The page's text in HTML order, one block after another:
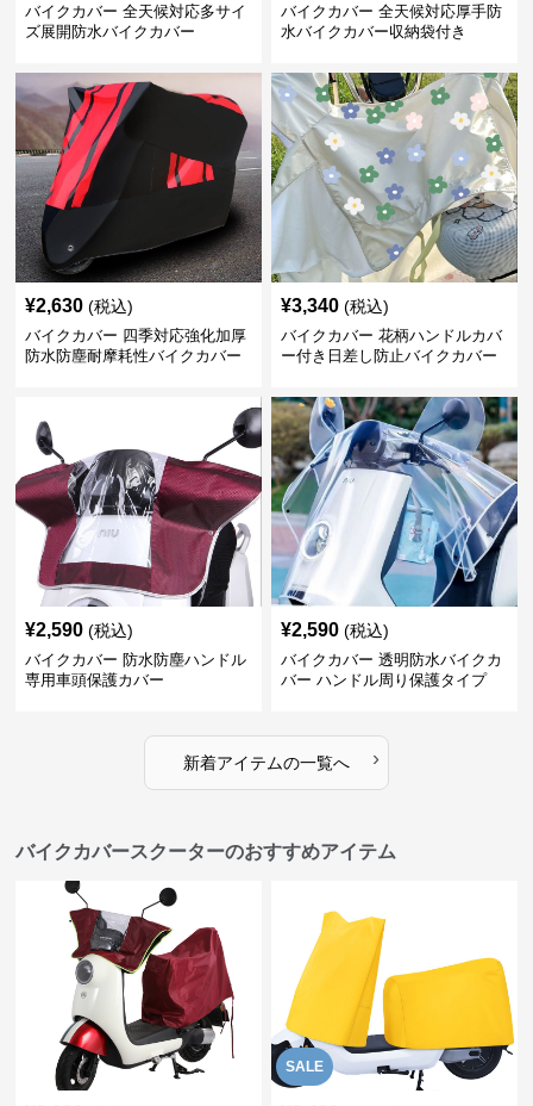
バイクカバー 全天候対応多サイ
ズ展開防水バイクカバー
バイクカバー 全天候対応厚手防
水バイクカバー収納袋付き
¥2,630 (税込)
バイクカバー 四季対応強化加厚
防水防塵耐摩耗性バイクカバー
¥3,340 (税込)
バイクカバー 花柄ハンドルカバ
ー付き日差し防止バイクカバー
¥2,590 (税込)
バイクカバー 防水防塵ハンドル
専用車頭保護カバー
¥2,590 (税込)
バイクカバー 透明防水バイクカ
バー ハンドル周り保護タイプ
新着アイテムの一覧へ ›
バイクカバースクーターのおすすめアイテム
SALE